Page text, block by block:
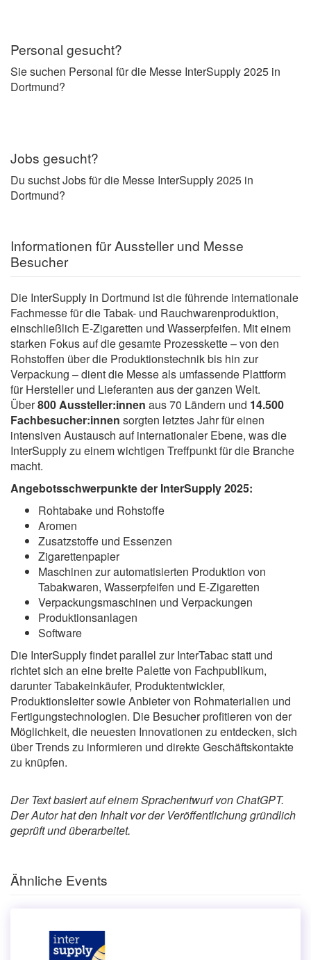
Personal gesucht?
Sie suchen Personal für die Messe InterSupply 2025 in
Dortmund?
Jobs gesucht?
Du suchst Jobs für die Messe InterSupply 2025 in
Dortmund?
Informationen für Aussteller und Messe
Besucher
Die InterSupply in Dortmund ist die führende internationale
Fachmesse für die Tabak- und Rauchwarenproduktion,
einschließlich E-Zigaretten und Wasserpfeifen. Mit einem
starken Fokus auf die gesamte Prozesskette – von den
Rohstoffen über die Produktionstechnik bis hin zur
Verpackung – dient die Messe als umfassende Plattform
für Hersteller und Lieferanten aus der ganzen Welt.
Über800 Aussteller:innen aus 70 Ländern und 14.500
Fachbesucher:innen sorgten letztes Jahr für einen
intensiven Austausch auf internationaler Ebene, was die
InterSupply zu einem wichtigen Treffpunkt für die Branche
macht.
Angebotsschwerpunkte der InterSupply 2025:
Rohtabake und Rohstoffe
Aromen
Zusatzstoffe und Essenzen
Zigarettenpapier
Maschinen zur automatisierten Produktion von
Tabakwaren, Wasserpfeifen und E-Zigaretten
Verpackungsmaschinen und Verpackungen
Produktionsanlagen
Software
Die InterSupply findet parallel zur InterTabac statt und
richtet sich an eine breite Palette von Fachpublikum,
darunter Tabakeinkäufer, Produktentwickler,
Produktionsleiter sowie Anbieter von Rohmaterialien und
Fertigungstechnologien. Die Besucher profitieren von der
Möglichkeit, die neuesten Innovationen zu entdecken, sich
über Trends zu informieren und direkte Geschäftskontakte
zu knüpfen.
Der Text basiert auf einem Sprachentwurf von ChatGPT.
Der Autor hat den Inhalt vor der Veröffentlichung gründlich
geprüft und überarbeitet.
Ähnliche Events